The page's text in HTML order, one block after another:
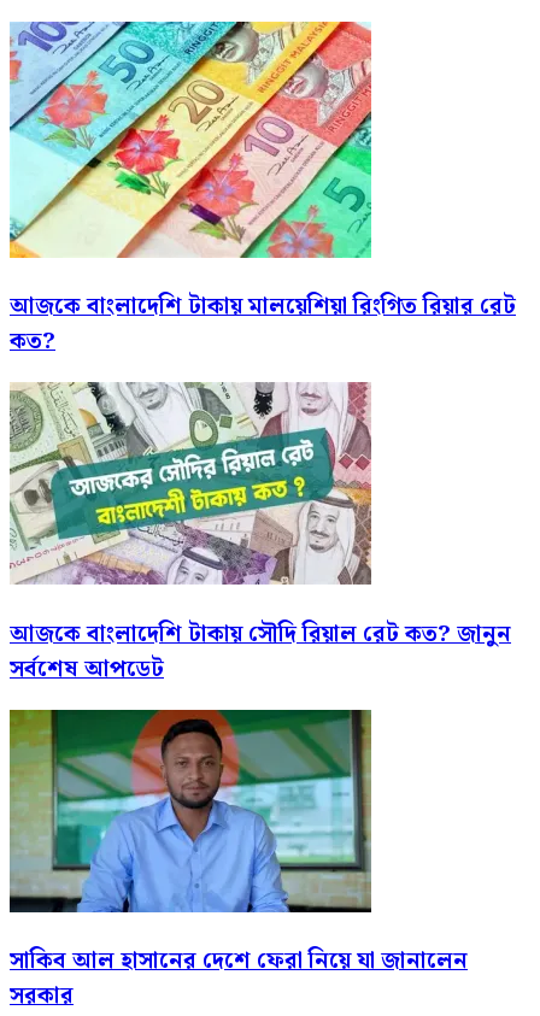
আজকে বাংলাদেশি টাকায় মালয়েশিয়া রিংগিত রিয়ার রেট
কত?
আজকে বাংলাদেশি টাকায় সৌদি রিয়াল রেট কত? জানুন
সর্বশেষ আপডেট
সাকিব আল হাসানের দেশে ফেরা নিয়ে যা জানালেন
সরকার